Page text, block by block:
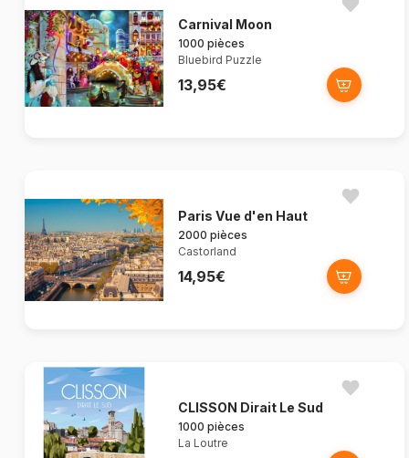
Carnival Moon
1000 pièces
Bluebird Puzzle
13,95€
Paris Vue d'en Haut
2000 pièces
Castorland
14,95€
CLISSON Dirait Le Sud
1000 pièces
La Loutre